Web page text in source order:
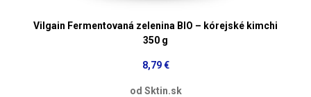
Vilgain Fermentovaná zelenina BIO – kórejské kimchi
350 g
8,79 €
od Sktin.sk